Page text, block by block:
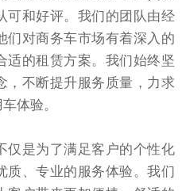
可和好评。我们的团队由经
们对商务车市场有着深入的
适的租赁方案。我们始终坚
，不断提升服务质量，力求
体验。
仅是为了满足客户的个性化
质、专业的服务体验。我们